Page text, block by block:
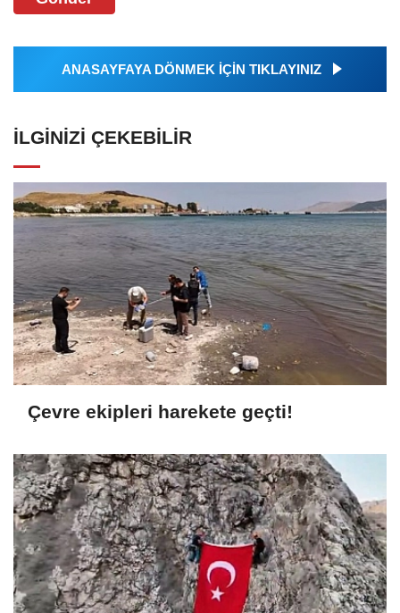
ANASAYFAYA DÖNMEK İÇİN TIKLAYINIZ
İLGINIZI ÇEKEBILIR
Çevre ekipleri harekete geçti!